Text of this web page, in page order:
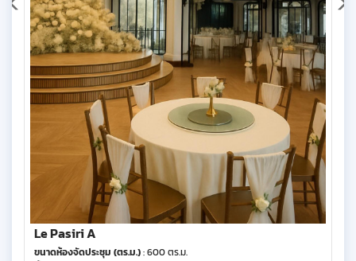
Le Pasiri A
ขนาดห้องจัดประชุม (ตร.ม.): 600 ตร.ม.